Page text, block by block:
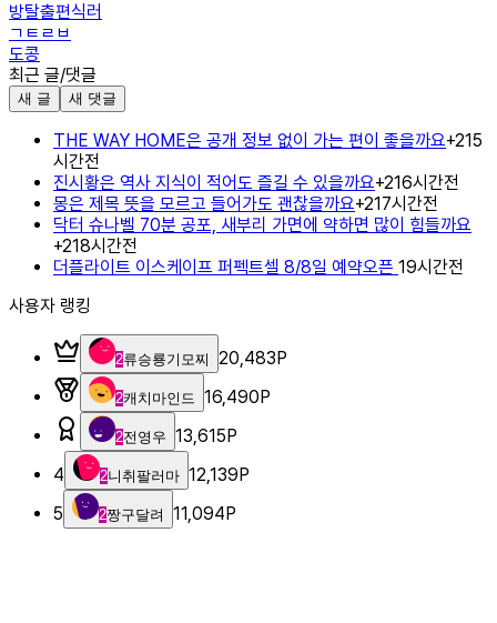
방탈출편식러
ㄱㅌㄹㅂ
도콩
최근 글/댓글
새 글 새 댓글
THE WAY HOME은 공개 정보 없이 가는 편이 좋을까요+215
시간전
진시황은 역사 지식이 적어도 즐길 수 있을까요+216시간전
몽은 제목 뜻을 모르고 들어가도 괜찮을까요+217시간전
닥터 슈나벨 70분 공포, 새부리 가면에 약하면 많이 힘들까요
+218시간전
더플라이트 이스케이프 퍼펙트셀 8/8일 예약오픈 19시간전
사용자 랭킹
2류승룡기모찌 20,483P
2캐치마인드 16,490P
2전영우 13,615P
4
2니취팔러마 12,139P
5
2짱구달려 11,094P